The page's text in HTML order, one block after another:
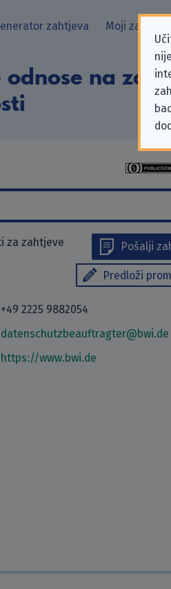
zahtjeva Moji zahtjevi
odnose na
Pošalji
Predloži
za zahtjeve
+49 2225 9882054
datenschutzbeauftragter@bwi.de
https://www.bwi.de